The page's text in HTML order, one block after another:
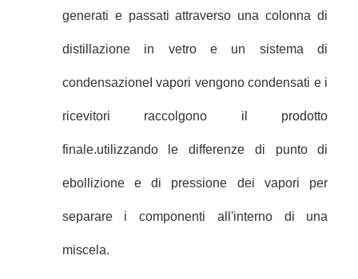
generati e passati attraverso una colonna di
distillazione in vetro e un sistema di
condensazioneI vapori vengono condensati e i
ricevitori raccolgono il prodotto
finale.utilizzando le differenze di punto di
ebollizione e di pressione dei vapori per
separare i componenti all'interno di una
miscela.